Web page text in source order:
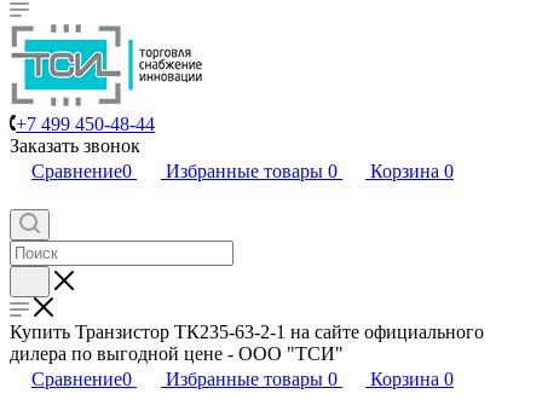
+7 499 450-48-44
Заказать звонок
Сравнение0 Избранные товары 0 Корзина 0
Купить Транзистор ТК235-63-2-1 на сайте официального
дилера по выгодной цене - ООО "ТСИ"
Сравнение0 Избранные товары 0 Корзина 0